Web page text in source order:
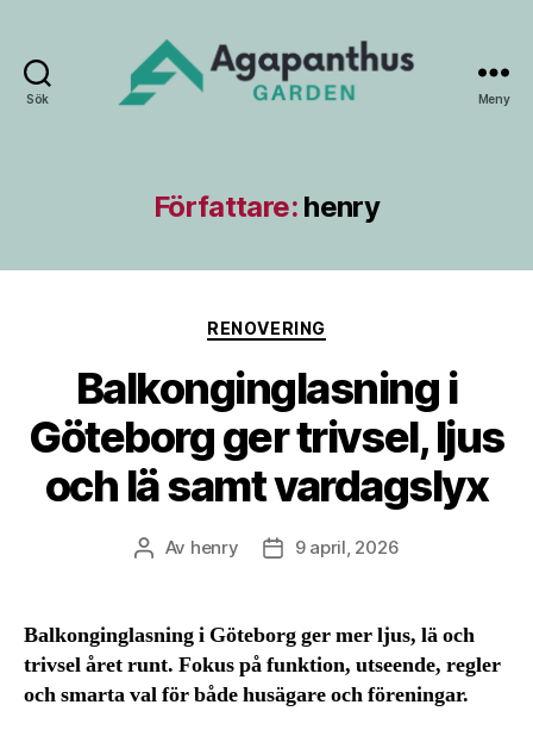
Sök Meny
Författare: henry
Kategorier
RENOVERING
Balkonginglasning i
Göteborg ger trivsel, ljus
och lä samt vardagslyx
Inläggsförfattare
Av henry Inläggsdatum
9 april, 2026
Balkonginglasning i Göteborg ger mer ljus, lä och
trivsel året runt. Fokus på funktion, utseende, regler
och smarta val för både husägare och föreningar.